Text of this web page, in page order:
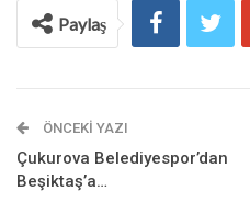
Paylaş
ÖNCEKI YAZI
Çukurova Belediyespor’dan
Beşiktaş’a…